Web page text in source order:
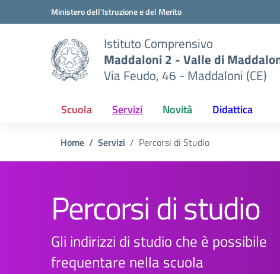
Vai ai contenuti
Vai al menu di navigazioneMinistero dell'Istruzione e del Merito
Istituto Comprensivo
Maddaloni 2 - Valle di
Via Feudo, 46 - Maddaloni (CE)
Scuola Servizi Novità Didattica
Home Servizi Percorsi di Studio
Percorsi di studio
Gli indirizzi di studio che è possibile
frequentare nella scuola